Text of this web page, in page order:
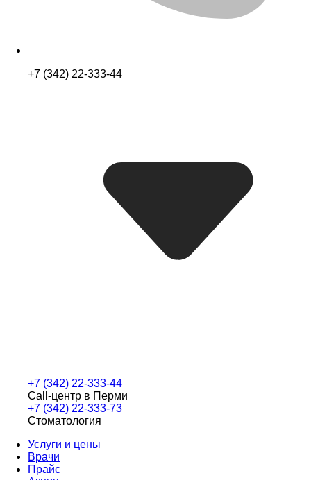
+7 (342) 22-333-44
+7 (342) 22-333-44
Call-центр в Перми
+7 (342) 22-333-73
Стоматология
Услуги и цены
Врачи
Прайс